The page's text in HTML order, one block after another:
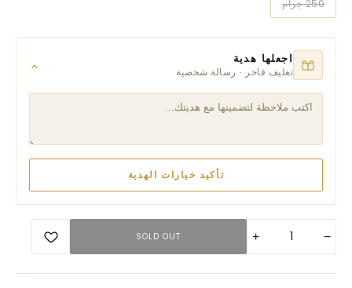
250 جرام
اجعلها هدية
تغليف فاخر · رسالة شخصية
تأكيد خيارات الهدية
−
+
SOLD OUT